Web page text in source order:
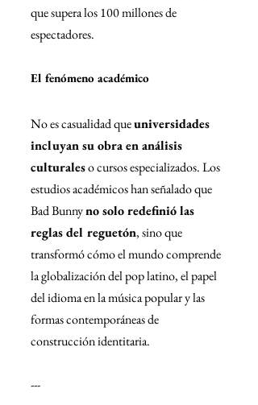
que supera los 100 millones de
espectadores.
El fenómeno académico
No es casualidad que universidades
incluyan su obra en análisis
culturales o cursos especializados. Los
estudios académicos han señalado que
Bad Bunny no solo redefinió las
reglas del reguetón, sino que
transformó cómo el mundo comprende
la globalización del pop latino, el papel
del idioma en la música popular y las
formas contemporáneas de
construcción identitaria.
---